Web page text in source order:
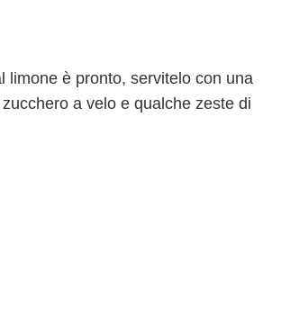
limone è pronto, servitelo con una
a velo e qualche zeste di